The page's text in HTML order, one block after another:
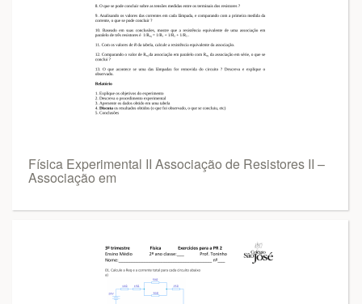
Física Experimental II Associação de Resistores II –
Associação em